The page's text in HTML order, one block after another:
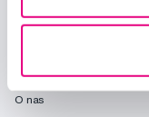
Fridababy
O spółce
O nas